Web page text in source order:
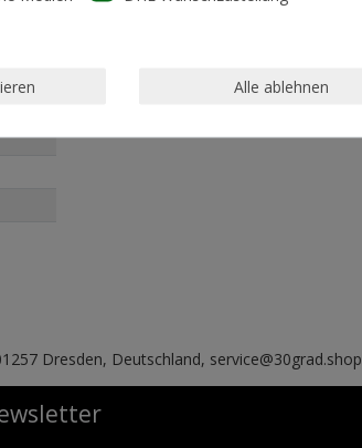
Dresden, Deutschland, service@30grad.shop
Alle ablehnen